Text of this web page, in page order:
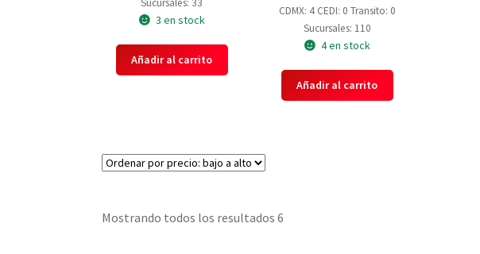
3 en stock
Añadir al carrito
CDMX: 4 CEDI: 0 Transito: 0
Sucursales: 110
4 en stock
Añadir al carrito
Mostrando todos los resultados 6